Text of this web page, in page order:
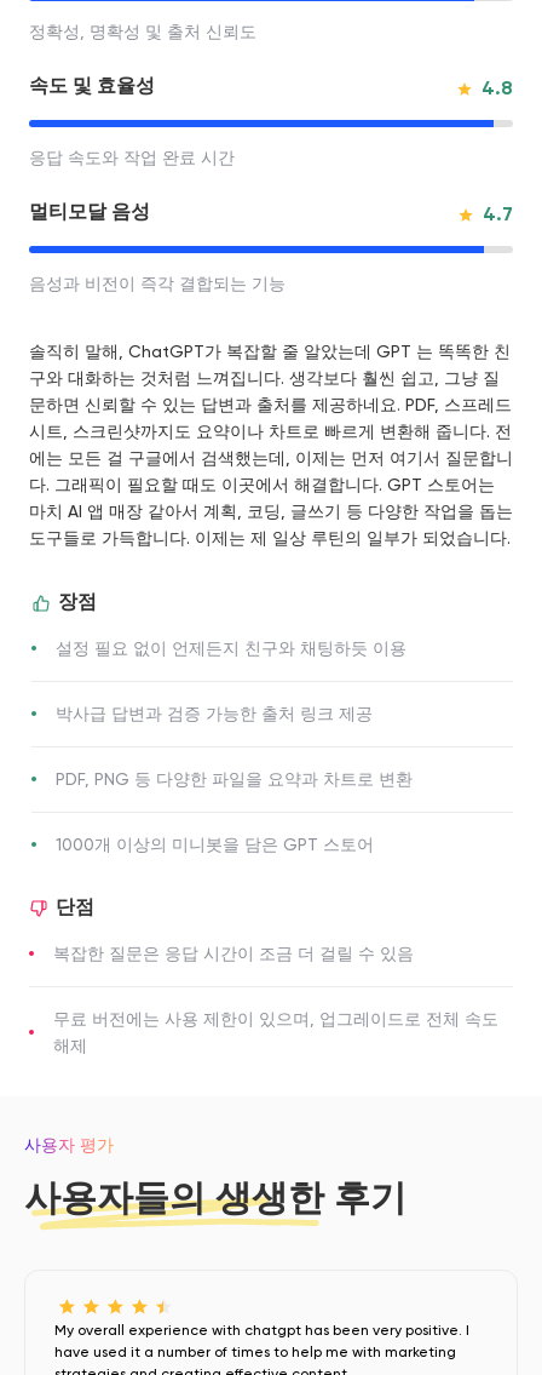
정확성, 명확성 및 출처 신뢰도
속도 및 효율성 4.8
응답 속도와 작업 완료 시간
멀티모달 음성 4.7
음성과 비전이 즉각 결합되는 기능
솔직히 말해, ChatGPT가 복잡할 줄 알았는데 GPT 는 똑똑한 친
구와 대화하는 것처럼 느껴집니다. 생각보다 훨씬 쉽고, 그냥 질
문하면 신뢰할 수 있는 답변과 출처를 제공하네요. PDF, 스프레드
시트, 스크린샷까지도 요약이나 차트로 빠르게 변환해 줍니다. 전
에는 모든 걸 구글에서 검색했는데, 이제는 먼저 여기서 질문합니
다. 그래픽이 필요할 때도 이곳에서 해결합니다. GPT 스토어는
마치 AI 앱 매장 같아서 계획, 코딩, 글쓰기 등 다양한 작업을 돕는
도구들로 가득합니다. 이제는 제 일상 루틴의 일부가 되었습니다.
장점
설정 필요 없이 언제든지 친구와 채팅하듯 이용
박사급 답변과 검증 가능한 출처 링크 제공
PDF, PNG 등 다양한 파일을 요약과 차트로 변환
1000개 이상의 미니봇을 담은 GPT 스토어
단점
복잡한 질문은 응답 시간이 조금 더 걸릴 수 있음
무료 버전에는 사용 제한이 있으며, 업그레이드로 전체 속도
해제
사용자 평가
사용자들의 생생한 후기
My overall experience with chatgpt has been very positive. I
have used it a number of times to help me with marketing